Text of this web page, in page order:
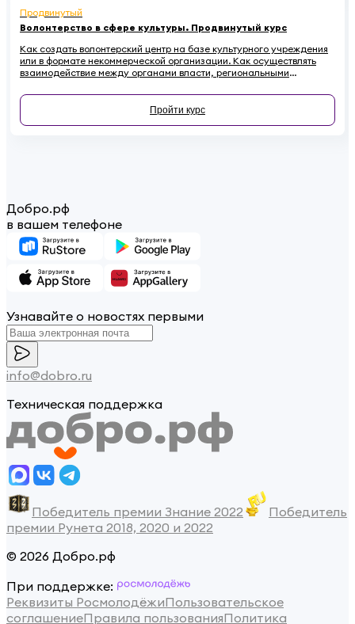
Продвинутый
Волонтерство в сфере культуры. Продвинутый курс
Как создать волонтерский центр на базе культурного учреждения
или в формате некоммерческой организации. Как осуществлять
взаимодействие между органами власти, региональными
волонтерами. Почему необходимо привлекать волонтеров к
сохранению культурного наследия и как регулировать
взаимоотношения с ними в правовом поле - в этом курсе.
Пройти курс
Добро.рф
в вашем телефоне
Узнавайте о новостях первыми
info@dobro.ru
Техническая поддержка
Победитель премии Знание 2022
Победитель
премии Рунета 2018, 2020 и 2022
© 2026 Добро.рф
При поддержке:
Реквизиты РосмолодёжиПользовательское
соглашениеПравила пользованияПолитика